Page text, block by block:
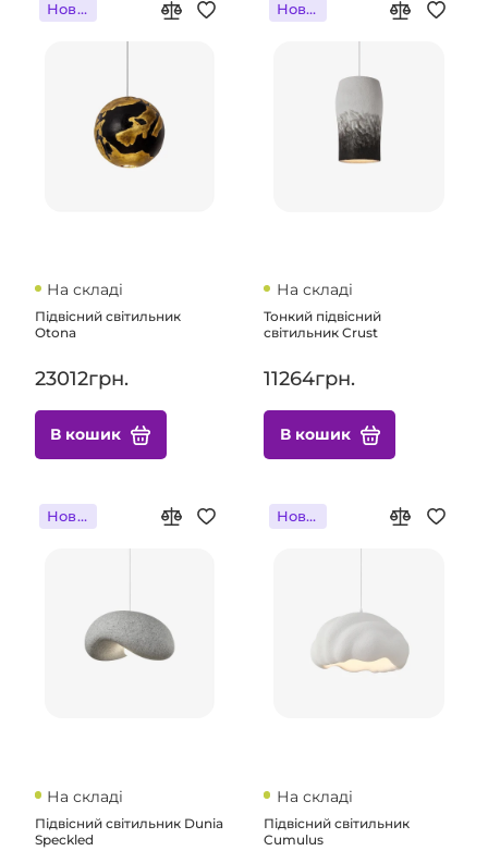
Новинка
На складі
Підвісний світильник
Otona
23012грн.
В кошик
Новинка
На складі
Тонкий підвісний
світильник Crust
11264грн.
В кошик
Новинка
На складі
Підвісний світильник Dunia
Speckled
Новинка
На складі
Підвісний світильник
Cumulus